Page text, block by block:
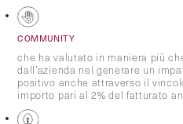
COMMUNITY
che ha valutato in maniera più
dall’azienda nel generare un
positivo anche attraverso il
importo pari al 2% del fatturato